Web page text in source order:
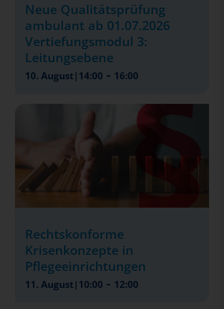
Neue Qualitätsprüfung
ambulant ab 01.07.2026
Vertiefungsmodul 3:
Leitungsebene
10. August|14:00 - 16:00
Rechtskonforme
Krisenkonzepte in
Pflegeeinrichtungen
11. August|10:00 - 12:00